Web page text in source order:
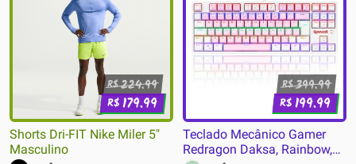
R$224.99
R$179.99
Shorts Dri-FIT Nike Miler 5"
Masculino
R$399.99
R$199.99
Teclado Mecânico Gamer
Redragon Daksa, Rainbow,